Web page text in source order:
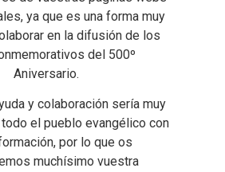
ya que es una forma muy
en la difusión de los
del 500º
Aniversario.
y colaboración sería muy
el pueblo evangélico con
por lo que os
muchísimo vuestra